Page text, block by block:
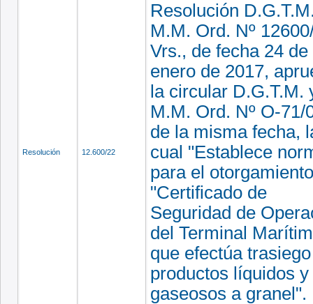
Resolución 12.600/22
Resolución
M.M. Ord. Nº
Vrs., de fecha 24 de
enero de 2017,
la circular D.G.T.M.
M.M. Ord. Nº O-71/
de la misma fecha,
cual "Establece
para el
"Certificado de
Seguridad de
del Terminal
que efectúa
productos líquidos y
gaseosos a granel".